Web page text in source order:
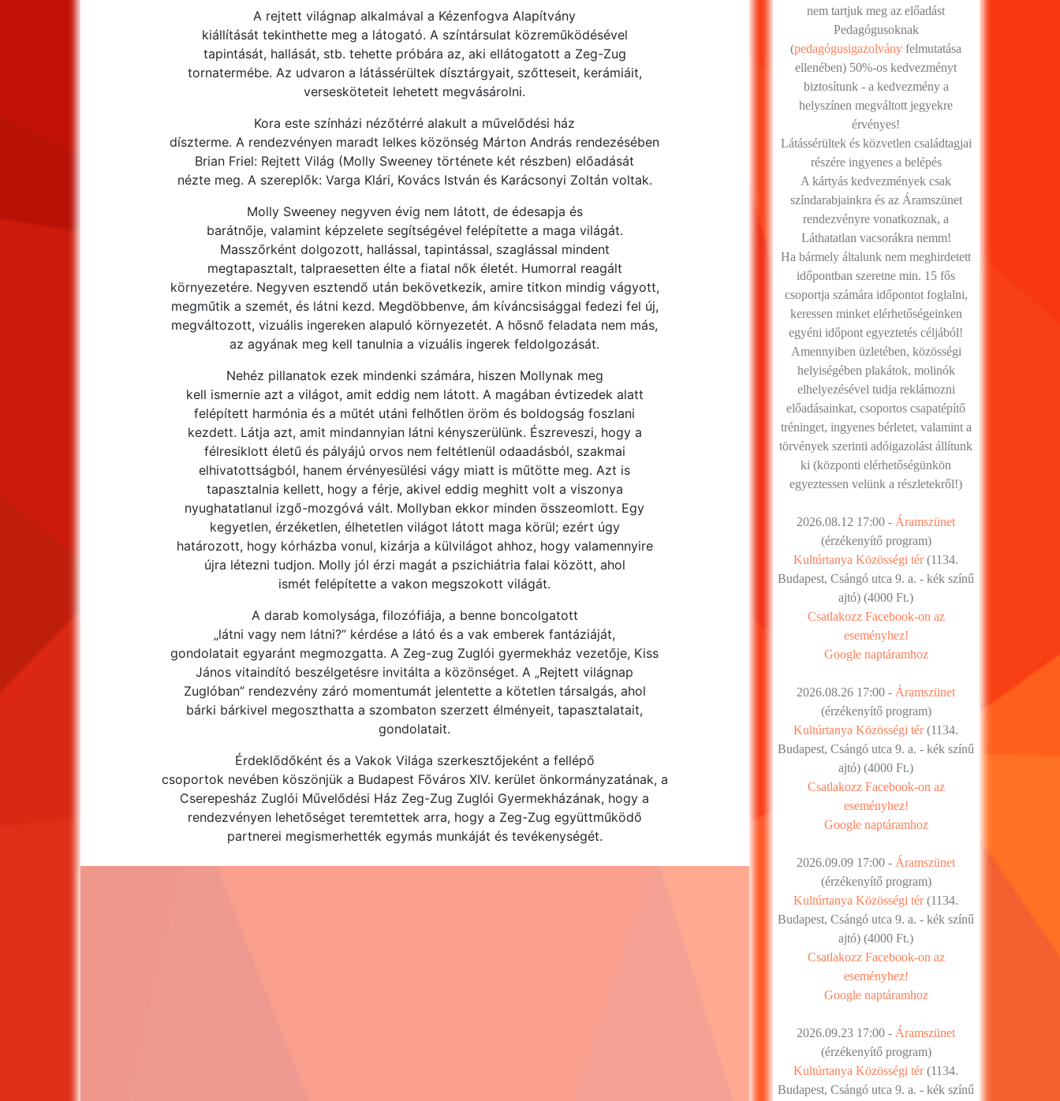
A rejtett világnap alkalmával a Kézenfogva Alapítvány
kiállítását tekinthette meg a látogató. A színtársulat közreműködésével
tapintását, hallását, stb. tehette próbára az, aki ellátogatott a Zeg-Zug
tornatermébe. Az udvaron a látássérültek dísztárgyait, szőtteseit, kerámiáit,
versesköteteit lehetett megvásárolni.
Kora este színházi nézőtérré alakult a művelődési ház
díszterme. A rendezvényen maradt lelkes közönség Márton András rendezésében
Brian Friel: Rejtett Világ (Molly Sweeney története két részben) előadását
nézte meg. A szereplők: Varga Klári, Kovács István és Karácsonyi Zoltán voltak.
Molly Sweeney negyven évig nem látott, de édesapja és
barátnője, valamint képzelete segítségével felépítette a maga világát.
Masszőrként dolgozott, hallással, tapintással, szaglással mindent
megtapasztalt, talpraesetten élte a fiatal nők életét. Humorral reagált
környezetére. Negyven esztendő után bekövetkezik, amire titkon mindig vágyott,
megműtik a szemét, és látni kezd. Megdöbbenve, ám kíváncsisággal fedezi fel új,
megváltozott, vizuális ingereken alapuló környezetét. A hősnő feladata nem más,
az agyának meg kell tanulnia a vizuális ingerek feldolgozását.
Nehéz pillanatok ezek mindenki számára, hiszen Mollynak meg
kell ismernie azt a világot, amit eddig nem látott. A magában évtizedek alatt
felépített harmónia és a műtét utáni felhőtlen öröm és boldogság foszlani
kezdett. Látja azt, amit mindannyian látni kényszerülünk. Észreveszi, hogy a
félresiklott életű és pályájú orvos nem feltétlenül odaadásból, szakmai
elhivatottságból, hanem érvényesülési vágy miatt is műtötte meg. Azt is
tapasztalnia kellett, hogy a férje, akivel eddig meghitt volt a viszonya
nyughatatlanul izgő-mozgóvá vált. Mollyban ekkor minden összeomlott. Egy
kegyetlen, érzéketlen, élhetetlen világot látott maga körül; ezért úgy
határozott, hogy kórházba vonul, kizárja a külvilágot ahhoz, hogy valamennyire
újra létezni tudjon. Molly jól érzi magát a pszichiátria falai között, ahol
ismét felépítette a vakon megszokott világát.
A darab komolysága, filozófiája, a benne boncolgatott
„látni vagy nem látni?” kérdése a látó és a vak emberek fantáziáját,
gondolatait egyaránt megmozgatta. A Zeg-zug Zuglói gyermekház vezetője, Kiss
János vitaindító beszélgetésre invitálta a közönséget. A „Rejtett világnap
Zuglóban” rendezvény záró momentumát jelentette a kötetlen társalgás, ahol
bárki bárkivel megoszthatta a szombaton szerzett élményeit, tapasztalatait,
gondolatait.
Érdeklődőként és a Vakok Világa szerkesztőjeként a fellépő
csoportok nevében köszönjük a Budapest Főváros XIV. kerület önkormányzatának, a
Cserepesház Zuglói Művelődési Ház Zeg-Zug Zuglói Gyermekházának, hogy a
rendezvényen lehetőséget teremtettek arra, hogy a Zeg-Zug együttműködő
partnerei megismerhették egymás munkáját és tevékenységét.
nem tartjuk meg az előadást
Pedagógusoknak
(pedagógusigazolvány felmutatása
ellenében) 50%-os kedvezményt
biztosítunk - a kedvezmény a
helyszínen megváltott jegyekre
érvényes!
Látássérültek és közvetlen családtagjai
részére ingyenes a belépés
A kártyás kedvezmények csak
színdarabjainkra és az Áramszünet
rendezvényre vonatkoznak, a
Láthatatlan vacsorákra nemm!
Ha bármely általunk nem meghirdetett
időpontban szeretne min. 15 fős
csoportja számára időpontot foglalni,
keressen minket elérhetőségeinken
egyéni időpont egyeztetés céljából!
Amennyiben üzletében, közösségi
helyiségében plakátok, molinók
elhelyezésével tudja reklámozni
előadásainkat, csoportos csapatépítő
tréninget, ingyenes bérletet, valamint a
törvények szerinti adóigazolást állítunk
ki (központi elérhetőségünkön
egyeztessen velünk a részletekről!)
2026.08.12 17:00 - Áramszünet
(érzékenyítő program)
Kultúrtanya Közösségi tér(1134.
Budapest, Csángó utca 9. a. - kék színű
ajtó) (4000 Ft.)
Csatlakozz Facebook-on az
eseményhez!
Google naptáramhoz
2026.08.26 17:00 - Áramszünet
(érzékenyítő program)
Kultúrtanya Közösségi tér(1134.
Budapest, Csángó utca 9. a. - kék színű
ajtó) (4000 Ft.)
Csatlakozz Facebook-on az
eseményhez!
Google naptáramhoz
2026.09.09 17:00 - Áramszünet
(érzékenyítő program)
Kultúrtanya Közösségi tér(1134.
Budapest, Csángó utca 9. a. - kék színű
ajtó) (4000 Ft.)
Csatlakozz Facebook-on az
eseményhez!
Google naptáramhoz
2026.09.23 17:00 - Áramszünet
(érzékenyítő program)
Kultúrtanya Közösségi tér(1134.
Budapest, Csángó utca 9. a. - kék színű